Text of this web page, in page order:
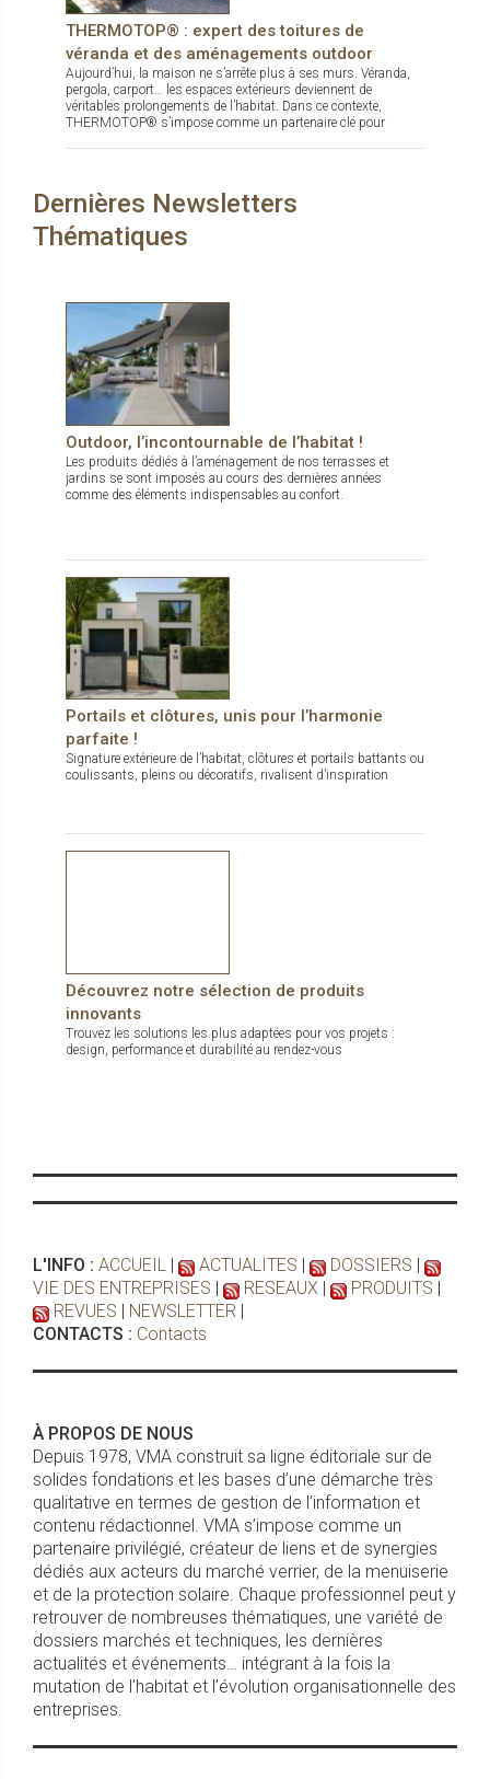
THERMOTOP® : expert des toitures de
véranda et des aménagements outdoor
Aujourd’hui, la maison ne s’arrête plus à ses murs. Véranda,
pergola, carport… les espaces extérieurs deviennent de
véritables prolongements de l’habitat. Dans ce contexte,
THERMOTOP® s’impose comme un partenaire clé pour
Dernières Newsletters
Thématiques
Outdoor, l’incontournable de l’habitat !
Les produits dédiés à l’aménagement de nos terrasses et
jardins se sont imposés au cours des dernières années
comme des éléments indispensables au confort.
Portails et clôtures, unis pour l’harmonie
parfaite !
Signature extérieure de l’habitat, clôtures et portails battants ou
coulissants, pleins ou décoratifs, rivalisent d’inspiration
Découvrez notre sélection de produits
innovants
Trouvez les solutions les plus adaptées pour vos projets :
design, performance et durabilité au rendez-vous
L'INFO : ACCUEIL | ACTUALITES | DOSSIERS |
VIE DES ENTREPRISES | RESEAUX | PRODUITS |
REVUES | NEWSLETTER |
CONTACTS : Contacts
À PROPOS DE NOUS
Depuis 1978, VMA construit sa ligne éditoriale sur de
solides fondations et les bases d’une démarche très
qualitative en termes de gestion de l’information et
contenu rédactionnel. VMA s’impose comme un
partenaire privilégié, créateur de liens et de synergies
dédiés aux acteurs du marché verrier, de la menuiserie
et de la protection solaire. Chaque professionnel peut y
retrouver de nombreuses thématiques, une variété de
dossiers marchés et techniques, les dernières
actualités et événements… intégrant à la fois la
mutation de l’habitat et l’évolution organisationnelle des
entreprises.